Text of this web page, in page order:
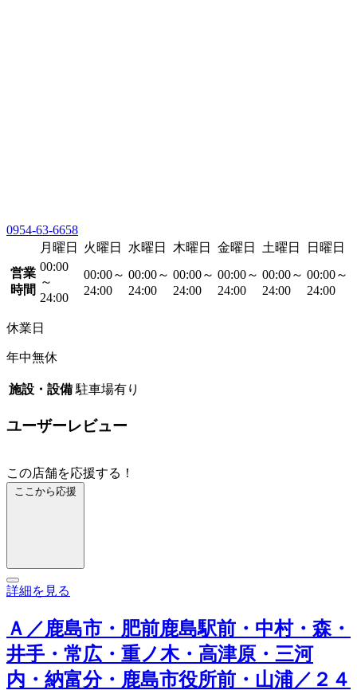
0954-63-6658
月曜日
火曜日 水曜日 木曜日 金曜日 土曜日
日曜日
営業
時間
00:00
～
24:00
00:00～
24:00
00:00～
24:00
00:00～
24:00
00:00～
24:00
00:00～
24:00
00:00～
24:00
休業日
年中無休
施設・設備 駐車場有り
ユーザーレビュー
この店舗を応援する！
ここから応援
詳細を見る
Ａ／鹿島市・肥前鹿島駅前・中村・森・
井手・常広・重ノ木・高津原・三河
内・納富分・鹿島市役所前・山浦／２４